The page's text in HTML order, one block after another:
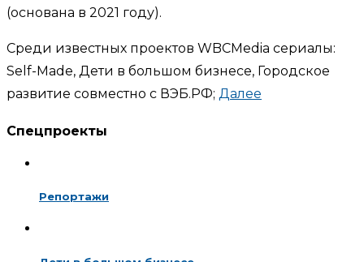
(основана в 2021 году).
Среди известных проектов WBCMedia сериалы:
Self-Made, Дети в большом бизнесе, Городское
развитие совместно с ВЭБ.РФ; Далее
Спецпроекты
Репортажи